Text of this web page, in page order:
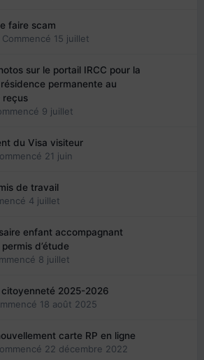
faire scam
Commencé 15 juillet
sur le portail IRCC pour la
permanente au
reçus
9 juillet
du Visa visiteur
21 juin
de travail
4 juillet
enfant accompagnant
d’étude
8 juillet
2025-2026
18 août 2025
carte RP en ligne
22 décembre 2022